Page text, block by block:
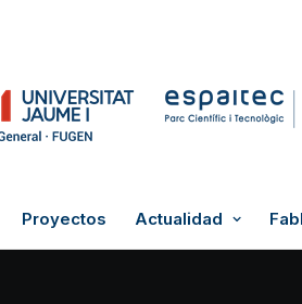
Proyectos Actualidad